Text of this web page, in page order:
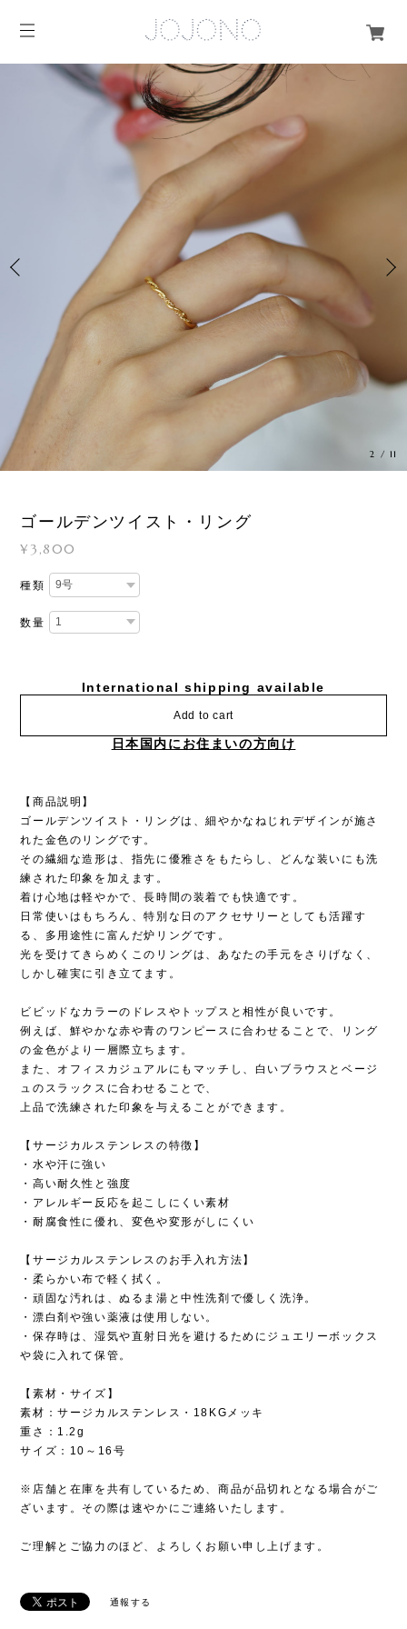
3 / 11
ゴールデンツイスト・リング
¥3,800
種類
数量
International shipping available
Add to cart
日本国内にお住まいの方向け
【商品説明】
ゴールデンツイスト・リングは、細やかなねじれデザインが施さ
れた金色のリングです。
その繊細な造形は、指先に優雅さをもたらし、どんな装いにも洗
練された印象を加えます。
着け心地は軽やかで、長時間の装着でも快適です。
日常使いはもちろん、特別な日のアクセサリーとしても活躍す
る、多用途性に富んだ炉リングです。
光を受けてきらめくこのリングは、あなたの手元をさりげなく、
しかし確実に引き立てます。
ビビッドなカラーのドレスやトップスと相性が良いです。
例えば、鮮やかな赤や青のワンピースに合わせることで、リング
の金色がより一層際立ちます。
また、オフィスカジュアルにもマッチし、白いブラウスとベージ
ュのスラックスに合わせることで、
上品で洗練された印象を与えることができます。
【サージカルステンレスの特徴】
・水や汗に強い
・高い耐久性と強度
・アレルギー反応を起こしにくい素材
・耐腐食性に優れ、変色や変形がしにくい
【サージカルステンレスのお手入れ方法】
・柔らかい布で軽く拭く。
・頑固な汚れは、ぬるま湯と中性洗剤で優しく洗浄。
・漂白剤や強い薬液は使用しない。
・保存時は、湿気や直射日光を避けるためにジュエリーボックス
や袋に入れて保管。
【素材・サイズ】
素材：サージカルステンレス・18KGメッキ
重さ：1.2g
サイズ：10～16号
※店舗と在庫を共有しているため、商品が品切れとなる場合がご
ざいます。その際は速やかにご連絡いたします。
ご理解とご協力のほど、よろしくお願い申し上げます。
通報する